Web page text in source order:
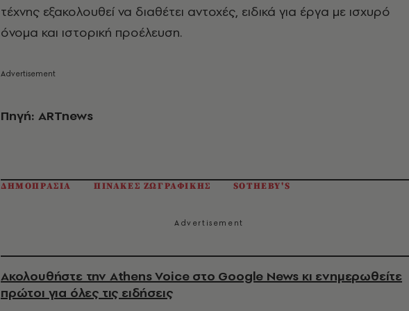
τέχνης εξακολουθεί να διαθέτει αντοχές, ειδικά για έργα με ισχυρό
όνομα και ιστορική προέλευση.
Πηγή: ARTnews
ΔΗΜΟΠΡΑΣΙΑ ΠΙΝΑΚΕΣ ΖΩΓΡΑΦΙΚΗΣ SOTHEBY'S
Ακολουθήστε την Athens Voice στο Google News κι ενημερωθείτε
πρώτοι για όλες τις ειδήσεις